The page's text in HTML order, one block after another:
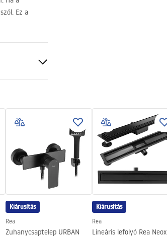
Ez a
Kiárusítás
Rea
Zuhanycsaptelep URBAN
Kiárusítás
Rea
Lineáris lefolyó Rea Neox